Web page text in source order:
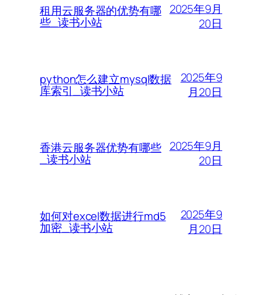
租用云服务器的优势有哪
些_读书小站
2025年9月
20日
python怎么建立mysql数据
库索引_读书小站
2025年9
月20日
香港云服务器优势有哪些
_读书小站
2025年9月
20日
如何对excel数据进行md5
加密_读书小站
2025年9
月20日